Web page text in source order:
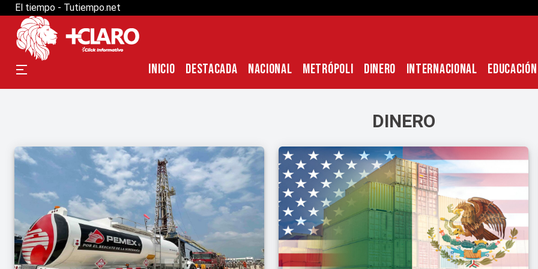
El tiempo - Tutiempo.net
INICIO DESTACADA NACIONAL METRÓPOLI DINERO INTERNACIONAL EDUCACIÓN
DINERO